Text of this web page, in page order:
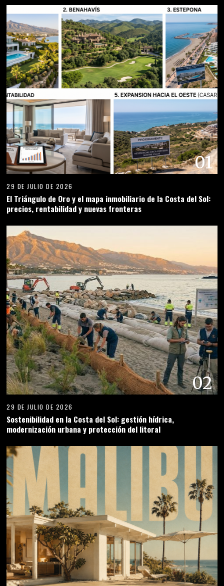
01
29 DE JULIO DE 2026
El Triángulo de Oro y el mapa inmobiliario de la Costa del Sol:
precios, rentabilidad y nuevas fronteras
02
29 DE JULIO DE 2026
Sostenibilidad en la Costa del Sol: gestión hídrica,
modernización urbana y protección del litoral